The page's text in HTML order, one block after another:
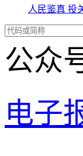
人民鉴真 投
公众
电子